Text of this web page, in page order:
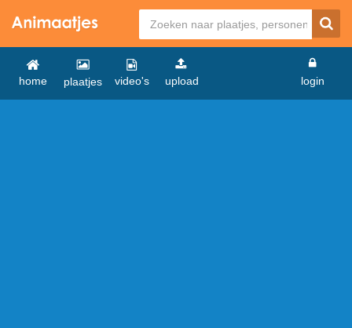
home plaatjes video's upload login